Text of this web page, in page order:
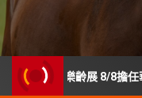
樂齡展 8/8擔任華陀扶元